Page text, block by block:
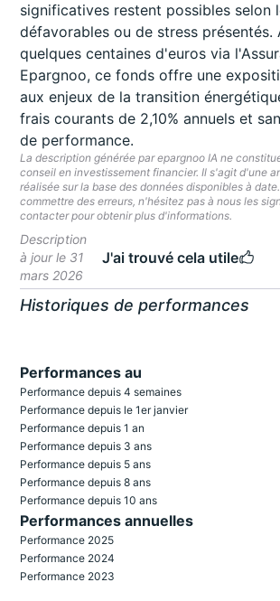
significatives restent possibles selon
défavorables ou de stress présentés.
quelques centaines d'euros via
Epargnoo, ce fonds offre une
aux enjeux de la transition
frais courants de 2,10% annuels et
de performance.
La description générée par epargnoo IA ne
conseil en investissement financier. Il s'agit d'une
réalisée sur la base des données disponibles à
commettre des erreurs, n'hésitez pas à nous les
contacter pour obtenir plus d'informations.
Description
à jour le 31
mars 2026
J'ai trouvé cela utile
Historiques de performances
Performances au
Performance depuis 4 semaines
Performance depuis le 1er janvier
Performance depuis 1 an
Performance depuis 3 ans
Performance depuis 5 ans
Performance depuis 8 ans
Performance depuis 10 ans
Performances annuelles
Performance 2025
Performance 2024
Performance 2023